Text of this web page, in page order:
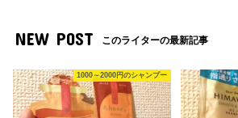
NEW POST このライターの最新記事
1000～2000円のシャンプー